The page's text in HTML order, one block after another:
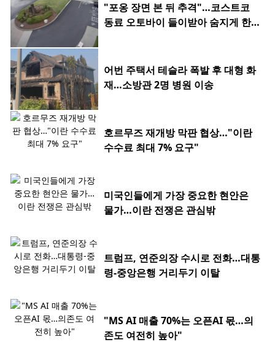
"포옹 장면 본 뒤 추격"…코스트코
동료 오토바이 들이받아 숨지게 한 2
어번 주택서 테슬라 폭발 후 대형 화
재…소방관 2명 병원 이송
호르무즈 재개방 막판 협상…"이란
수수료 최대 7% 요구"
미국인들에게 가장 중요한 현안은
물가…이란 전쟁은 관심밖
트럼프, 연준의장 수시로 전화…대통
령-중앙은행 거리두기 이탈
"MS AI 매출 70%는 오픈AI 몫…의
존도 여전히 높아"